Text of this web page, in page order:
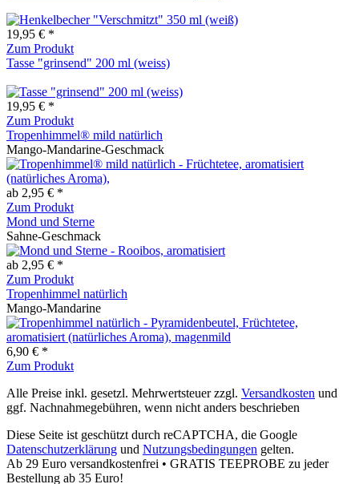
19,95 € *
Zum Produkt
Tasse "grinsend" 200 ml (weiss)
19,95 € *
Zum Produkt
Tropenhimmel® mild natürlich
Mango-Mandarine-Geschmack
ab 2,95 € *
Zum Produkt
Mond und Sterne
Sahne-Geschmack
ab 2,95 € *
Zum Produkt
Tropenhimmel natürlich
Mango-Mandarine
6,90 € *
Zum Produkt
Alle Preise inkl. gesetzl. Mehrwertsteuer zzgl. Versandkosten und
ggf. Nachnahmegebühren, wenn nicht anders beschrieben
Diese Seite ist geschützt durch reCAPTCHA, die Google
Datenschutzerklärung und Nutzungsbedingungen gelten.
Ab 29 Euro versandkostenfrei • GRATIS TEEPROBE zu jeder
Bestellung ab 35 Euro!